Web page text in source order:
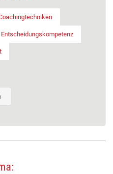
Entscheidungskompetenz